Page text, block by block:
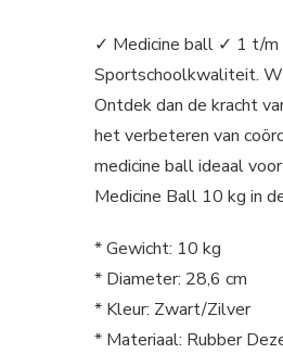
✓ Medicine ball ✓ 1 t/m
Sportschoolkwaliteit.
Ontdek dan de kracht
het verbeteren van
medicine ball ideaal
Medicine Ball 10 kg in
* Gewicht: 10 kg
* Diameter: 28,6 cm
* Kleur: Zwart/Zilver
* Materiaal: Rubber